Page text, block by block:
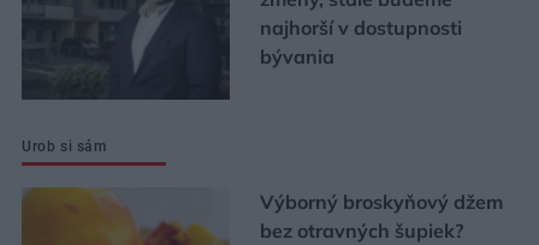
najhorší v dostupnosti
bývania
Urob si sám
Výborný broskyňový džem
bez otravných šupiek?